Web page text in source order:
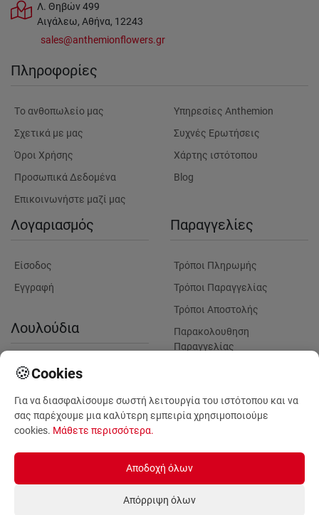
Λ. Θηβών 499
Αιγάλεω, Αθήνα, 12243
sales@anthemionflowers.gr
Πληροφορίες
Tο ανθοπωλείο μας
Σχετικά με μας
Όροι Χρήσης
Προσωπικά Δεδομένα
Επικοινωνήστε μαζί μας
Υπηρεσίες Anthemion
Συχνές Ερωτήσεις
Χάρτης ιστότοπου
Blog
Λογαριασμός
Είσοδος
Εγγραφή
Λουλούδια
Πληροφορίες Λουλουδιών
μαιευτήρια για γέννηση
Φυτά για Επαγγελματικούς
Παραγγελίες
Τρόποι Πληρωμής
Τρόποι Παραγγελίας
Τρόποι Αποστολής
Παρακολουθηση
Παραγγελίας
🍪Cookies
Για να διασφαλίσουμε σωστή λειτουργία του ιστότοπου και να
σας παρέχουμε μια καλύτερη εμπειρία χρησιμοποιούμε
cookies. Μάθετε περισσότερα.
Αποδοχή όλων
Απόρριψη όλων